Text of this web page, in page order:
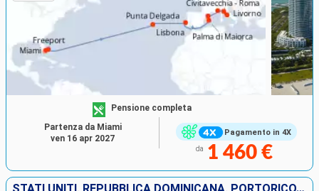
Pagamento in 4X
Pensione completa
da 1 460 €
Partenza da Miami
ven 16 apr 2027